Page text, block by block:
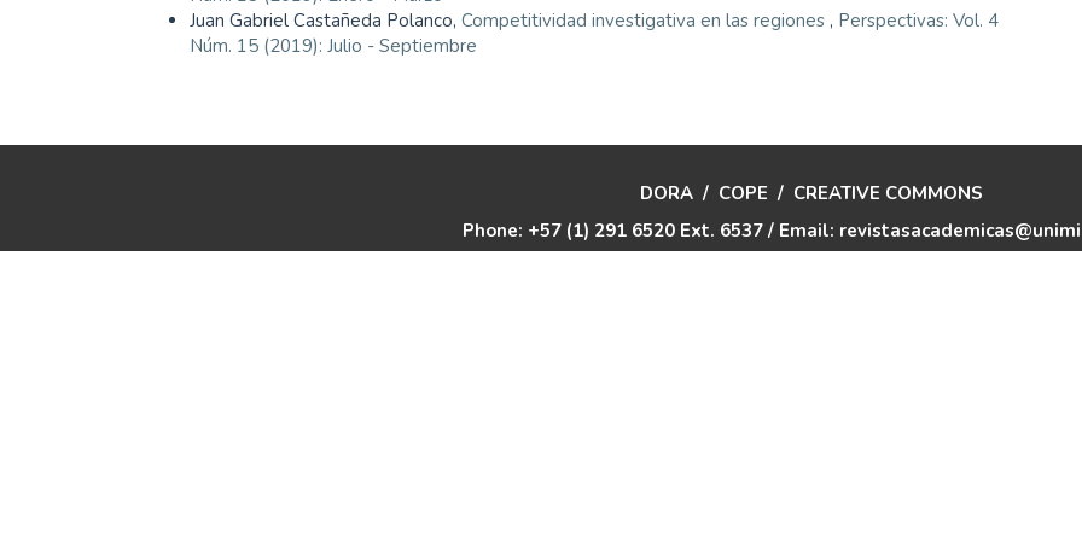
Juan Gabriel Castañeda Polanco, Competitividad investigativa en las regiones , Perspectivas: Vol. 4
Núm. 15 (2019): Julio - Septiembre
DORA / COPE / CREATIVE COMMONS
Phone: +57 (1) 291 6520 Ext. 6537 / Email: